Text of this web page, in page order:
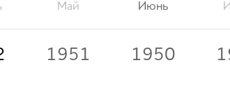
Май Июнь
1951 1950